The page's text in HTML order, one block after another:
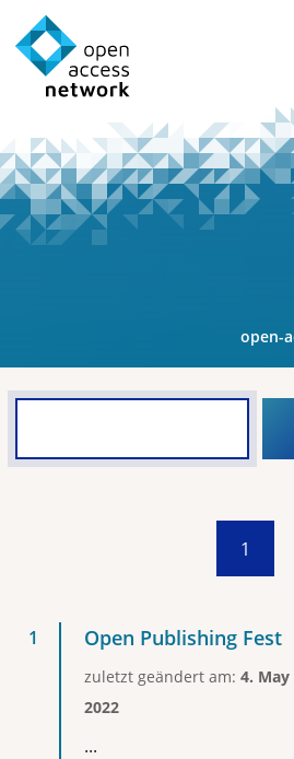
open-
1
Open Publishing Fest
zuletzt geändert am: 4. May
2022
...